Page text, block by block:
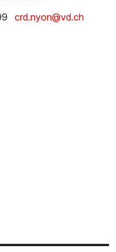
crd.nyon@vd.ch